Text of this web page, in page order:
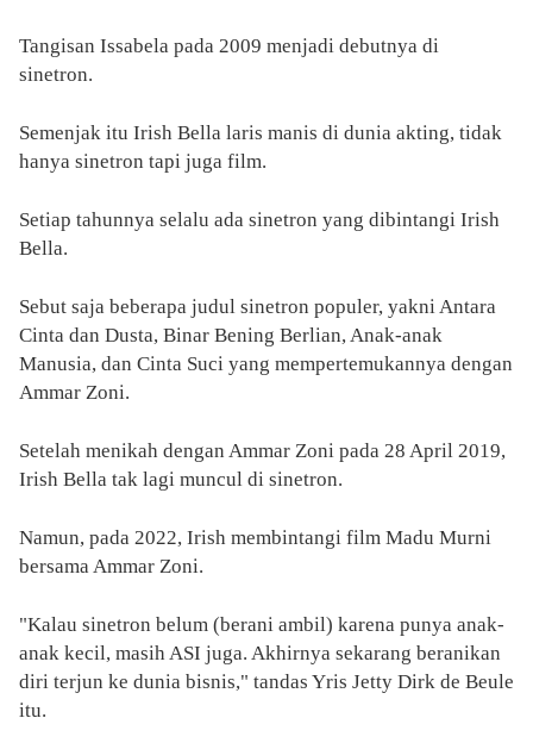
Tangisan Issabela pada 2009 menjadi debutnya di
sinetron.
Semenjak itu Irish Bella laris manis di dunia akting, tidak
hanya sinetron tapi juga film.
Setiap tahunnya selalu ada sinetron yang dibintangi Irish
Bella.
Sebut saja beberapa judul sinetron populer, yakni Antara
Cinta dan Dusta, Binar Bening Berlian, Anak-anak
Manusia, dan Cinta Suci yang mempertemukannya dengan
Ammar Zoni.
Setelah menikah dengan Ammar Zoni pada 28 April 2019,
Irish Bella tak lagi muncul di sinetron.
Namun, pada 2022, Irish membintangi film Madu Murni
bersama Ammar Zoni.
"Kalau sinetron belum (berani ambil) karena punya anak-
anak kecil, masih ASI juga. Akhirnya sekarang beranikan
diri terjun ke dunia bisnis," tandas Yris Jetty Dirk de Beule
itu.